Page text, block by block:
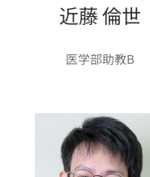
近藤 倫世
医学部助教B